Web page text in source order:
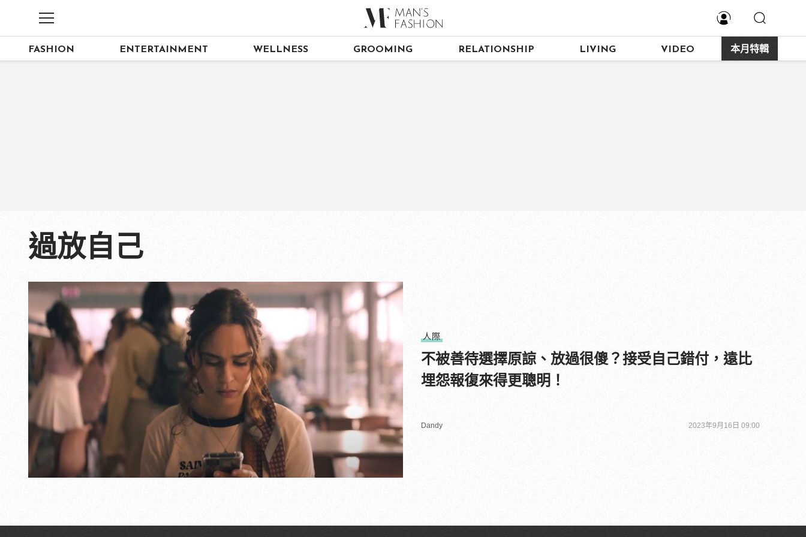
FASHION ENTERTAINMENT WELLNESS GROOMING RELATIONSHIP LIVING VIDEO 本月特輯
過放自己
人際
不被善待選擇原諒、放過很傻？接受自己錯付，遠比
埋怨報復來得更聰明！
Dandy 2023年9月16日 09:00